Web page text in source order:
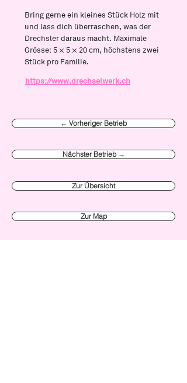
Bring gerne ein kleines Stück Holz mit
und lass dich überraschen, was der
Drechsler daraus macht. Maximale
Grösse: 5 × 5 × 20 cm, höchstens zwei
Stück pro Familie.
https://www.drechselwerk.ch
← Vorheriger Betrieb
Nächster Betrieb →
Zur Übersicht
Zur Map